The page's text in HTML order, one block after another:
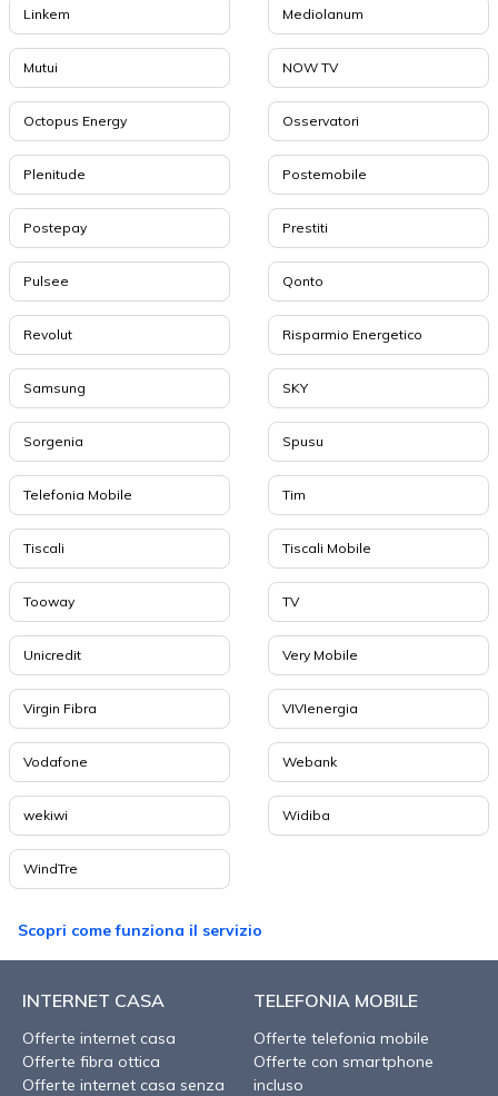
Linkem Mediolanum
Mutui NOW TV
Octopus Energy Osservatori
Plenitude Postemobile
Postepay Prestiti
Pulsee Qonto
Revolut Risparmio Energetico
Samsung SKY
Sorgenia Spusu
Telefonia Mobile Tim
Tiscali Tiscali Mobile
Tooway TV
Unicredit Very Mobile
Virgin Fibra VIVIenergia
Vodafone Webank
wekiwi Widiba
WindTre
Scopri come funziona il servizio
INTERNET CASA
Offerte internet casa
Offerte fibra ottica
Offerte internet casa senza
TELEFONIA MOBILE
Offerte telefonia mobile
Offerte con smartphone
incluso